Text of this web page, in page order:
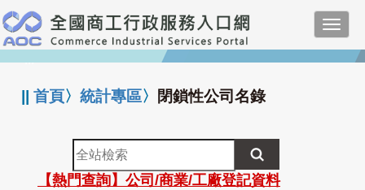
跳
到
主
要
:::
||首頁〉統計專區〉 閉鎖性公司名錄
全
站
檢
【熱門查詢】公司/商業/工廠登記資料